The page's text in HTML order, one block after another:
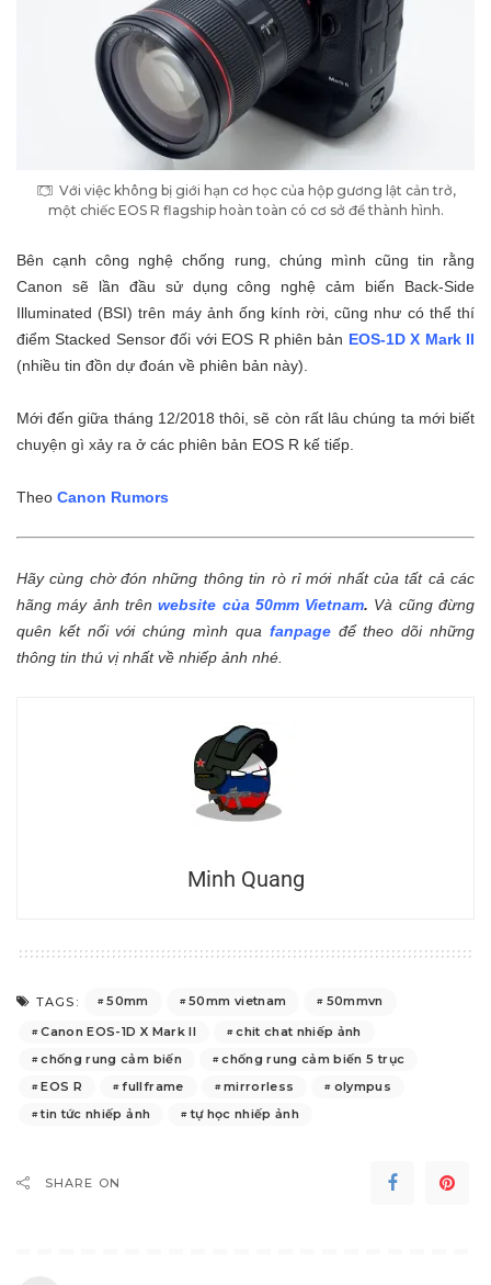
Với việc không bị giới hạn cơ học của hộp gương lật cản trở,
một chiếc EOS R flagship hoàn toàn có cơ sở để thành hình.
Bên cạnh công nghệ chống rung, chúng mình cũng tin rằng
Canon sẽ lần đầu sử dụng công nghệ cảm biến Back-Side
Illuminated (BSI) trên máy ảnh ống kính rời, cũng như có thể thí
điểm Stacked Sensor đối với EOS R phiên bản EOS-1D X Mark II
(nhiều tin đồn dự đoán về phiên bản này).
Mới đến giữa tháng 12/2018 thôi, sẽ còn rất lâu chúng ta mới biết
chuyện gì xảy ra ở các phiên bản EOS R kế tiếp.
Theo Canon Rumors
Hãy cùng chờ đón những thông tin rò rỉ mới nhất của tất cả các
hãng máy ảnh trên website của 50mm Vietnam. Và cũng đừng
quên kết nối với chúng mình qua fanpageđể theo dõi những
thông tin thú vị nhất về nhiếp ảnh nhé.
Minh Quang
TAGS: 50mm 50mm vietnam
50mmvn
Canon EOS-1D X Mark II
chit chat nhiếp ảnh
chống rung cảm biến
chống rung cảm biến 5 trục
EOS R
fullframe mirrorless
olympus
tin tức nhiếp ảnh
tự học nhiếp ảnh
SHARE ON